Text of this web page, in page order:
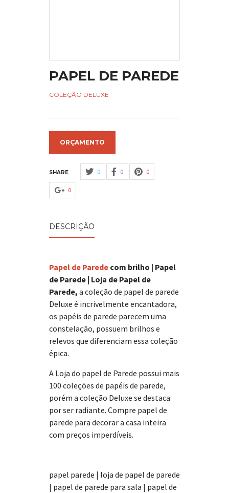
PAPEL DE PAREDE
COLEÇÃO DELUXE
ORÇAMENTO
SHARE 0 0 0
0
DESCRIÇÃO
Papel de Parede com brilho | Papel
de Parede | Loja de Papel de
Parede, a coleção de papel de parede
Deluxe é incrivelmente encantadora,
os papéis de parede parecem uma
constelação, possuem brilhos e
relevos que diferenciam essa coleção
épica.
A Loja do papel de Parede possui mais
100 coleções de papéis de parede,
porém a coleção Deluxe se destaca
por ser radiante. Compre papel de
parede para decorar a casa inteira
com preços imperdíveis.
papel parede | loja de papel de parede
| papel de parede para sala | papel de